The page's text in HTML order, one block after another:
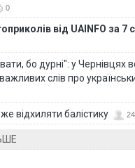
0
від UAINFO за 7
бо дурні": у Чернівцях
слів про
відхиляти балістику